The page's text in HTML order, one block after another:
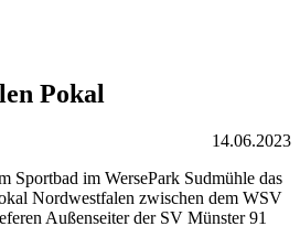
Pokal
14.06.2023
Sportbad im WersePark Sudmühle das
Nordwestfalen zwischen dem WSV
Außenseiter der SV Münster 91